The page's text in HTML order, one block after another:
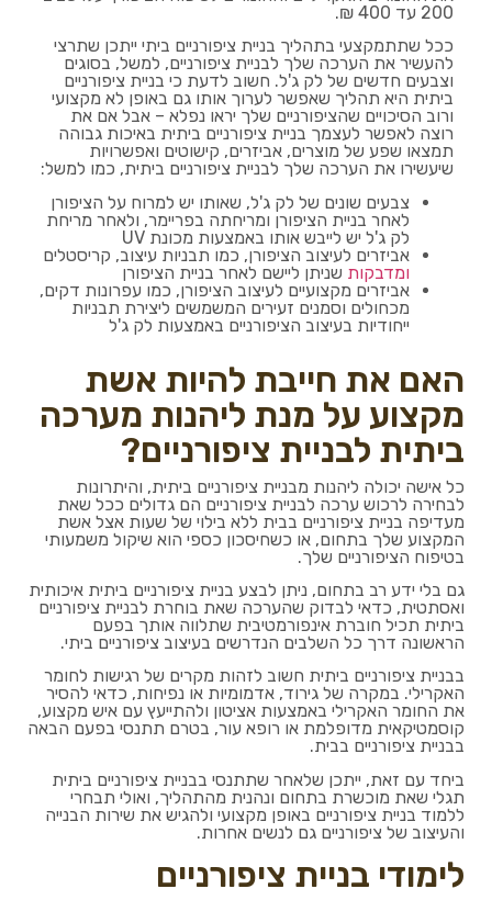
200 עד 400 ₪.
ככל שתתמקצעי בתהליך בניית ציפורניים ביתי ייתכן שתרצי
להעשיר את הערכה שלך לבניית ציפורניים, למשל, בסוגים
וצבעים חדשים של לק ג'ל. חשוב לדעת כי בניית ציפורניים
ביתית היא תהליך שאפשר לערוך אותו גם באופן לא מקצועי
ורוב הסיכויים שהציפורניים שלך יראו נפלא – אבל אם את
רוצה לאפשר לעצמך בניית ציפורניים ביתית באיכות גבוהה
תמצאו שפע של מוצרים, אביזרים, קישוטים ואפשרויות
שיעשירו את הערכה שלך לבניית ציפורניים ביתית, כמו למשל:
צבעים שונים של לק ג'ל, שאותו יש למרוח על הציפורן
לאחר בניית הציפורן ומריחתה בפריימר, ולאחר מריחת
לק ג'ל יש לייבש אותו באמצעות מכונת UV
אביזרים לעיצוב הציפורן, כמו תבניות עיצוב, קריסטלים
ומדבקות שניתן ליישם לאחר בניית הציפורן
אביזרים מקצועיים לעיצוב הציפורן, כמו עפרונות דקים,
מכחולים וסמנים זעירים המשמשים ליצירת תבניות
ייחודיות בעיצוב הציפורניים באמצעות לק ג'ל
האם את חייבת להיות אשת
מקצוע על מנת ליהנות מערכה
ביתית לבניית ציפורניים?
כל אישה יכולה ליהנות מבניית ציפורניים ביתית, והיתרונות
לבחירה לרכוש ערכה לבניית ציפורניים הם גדולים ככל שאת
מעדיפה בניית ציפורניים בבית ללא בילוי של שעות אצל אשת
המקצוע שלך בתחום, או כשחיסכון כספי הוא שיקול משמעותי
בטיפוח הציפורניים שלך.
גם בלי ידע רב בתחום, ניתן לבצע בניית ציפורניים ביתית איכותית
ואסתטית, כדאי לבדוק שהערכה שאת בוחרת לבניית ציפורניים
ביתית תכיל חוברת אינפורמטיבית שתלווה אותך בפעם
הראשונה דרך כל השלבים הנדרשים בעיצוב ציפורניים ביתי.
בבניית ציפורניים ביתית חשוב לזהות מקרים של רגישות לחומר
האקרילי. במקרה של גירוד, אדמומיות או נפיחות, כדאי להסיר
את החומר האקרילי באמצעות אציטון ולהתייעץ עם איש מקצוע,
קוסמטיקאית מדופלמת או רופא עור, בטרם תתנסי בפעם הבאה
בבניית ציפורניים בבית.
ביחד עם זאת, ייתכן שלאחר שתתנסי בבניית ציפורניים ביתית
תגלי שאת מוכשרת בתחום ונהנית מהתהליך, ואולי תבחרי
ללמוד בניית ציפורניים באופן מקצועי ולהגיש את שירות הבנייה
והעיצוב של ציפורניים גם לנשים אחרות.
לימודי בניית ציפורניים